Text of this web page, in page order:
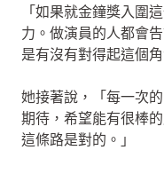
「如果就金鐘獎入圍
力。做演員的人都會
是有沒有對得起這個角
她接著說，「每一次
期待，希望能有很棒
這條路是對的。」